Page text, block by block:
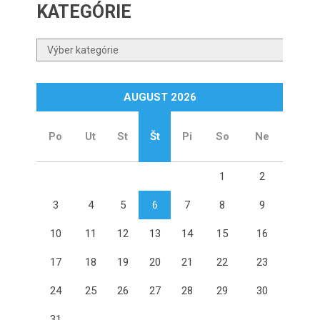
KATEGÓRIE
Kategórie
AUGUST 2026
Po Ut St Št Pi So Ne
1 2
3 4 5 6 7 8 9
10 11 12 13 14 15 16
17 18 19 20 21 22 23
24 25 26 27 28 29 30